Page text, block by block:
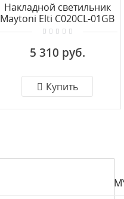
Накладной светильник
Maytoni Elti C020CL-01GB
5 310 руб.
Купить